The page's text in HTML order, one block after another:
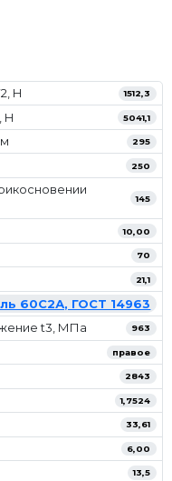
Н 1512,3
Н 5041,1
295
250
145
10,00
70
21,1
60С2А, ГОСТ 14963
t3, МПа
963
правое
2843
1,7524
33,61
6,00
13,5